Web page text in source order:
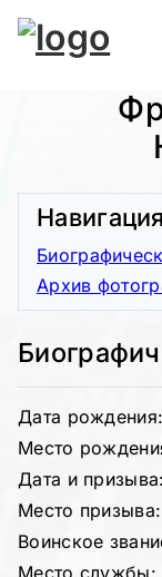
Дата рождения:
Место
Дата и
Место
Воинское
Место службы:
Навигация
Архив